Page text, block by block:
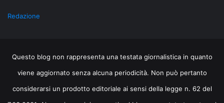
Redazione
Questo blog non rappresenta una testata giornalistica in quanto
viene aggiornato senza alcuna periodicità. Non può pertanto
considerarsi un prodotto editoriale ai sensi della legge n. 62 del